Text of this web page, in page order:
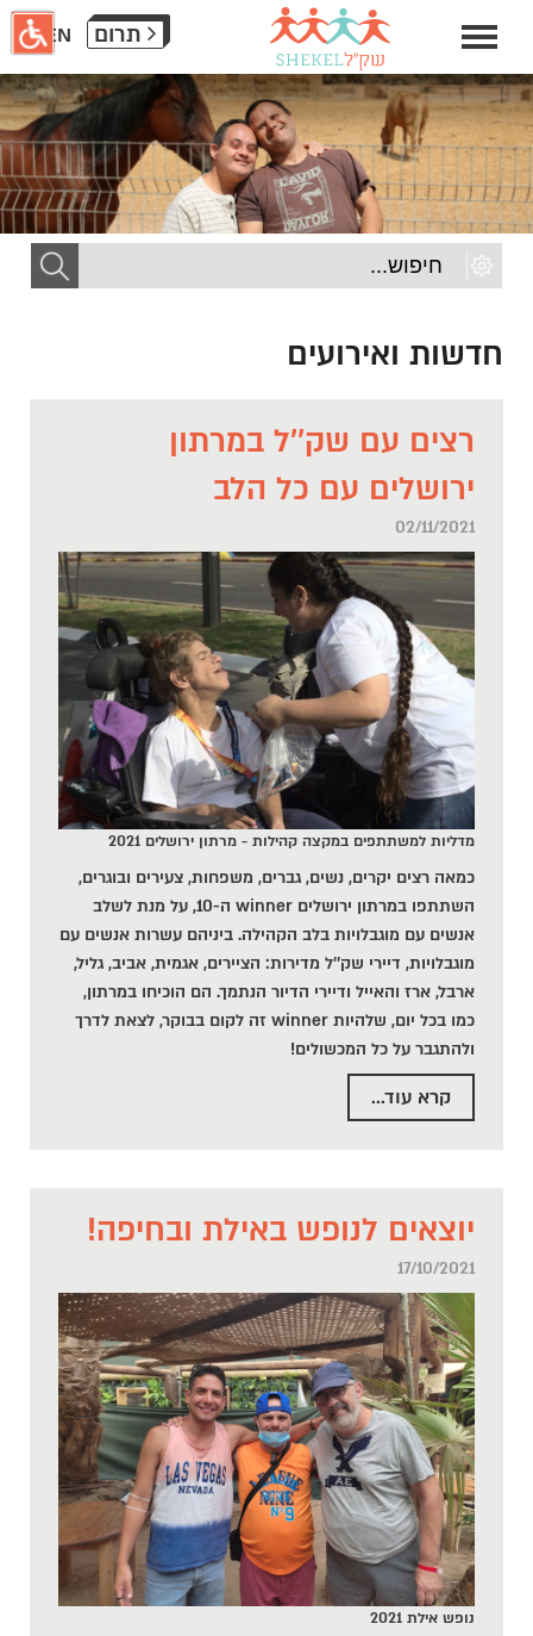
דף
אינטרנט,
לחץ
אנטר
כדי
לעבור
לאזור
תרום EN
חדשות ואירועים
רצים עם שק''ל במרתון
ירושלים עם כל הלב
02/11/2021
מדליות למשתתפים במקצה קהילות - מרתון ירושלים 2021
כמאה רצים יקרים, נשים, גברים, משפחות, צעירים ובוגרים,
השתתפו במרתון ירושלים winner ה-10, על מנת לשלב
אנשים עם מוגבלויות בלב הקהילה. ביניהם עשרות אנשים עם
מוגבלויות, דיירי שק''ל מדירות: הציירים, אגמית, אביב, גליל,
ארבל, ארז והאייל ודיירי הדיור הנתמך. הם הוכיחו במרתון,
כמו בכל יום, שלהיות winner זה לקום בבוקר, לצאת לדרך
ולהתגבר על כל המכשולים!
קרא עוד...
יוצאים לנופש באילת ובחיפה!
17/10/2021
נופש אילת 2021